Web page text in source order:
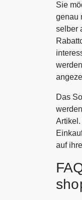
Sie
genau
selber
Das
auf